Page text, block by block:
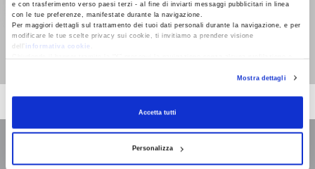
e con trasferimento verso paesi terzi - al fine di inviarti messaggi pubblicitari in linea
con le tue preferenze, manifestate durante la navigazione.
Per maggiori dettagli sul trattamento dei tuoi dati personali durante la navigazione, e per
modificare le tue scelte privacy sui cookie, ti invitiamo a prendere visione
dell’
informativa cookie
RevocaMostra dettagli
Accetta tutti
Personalizza
Opere storiche
Voltaire